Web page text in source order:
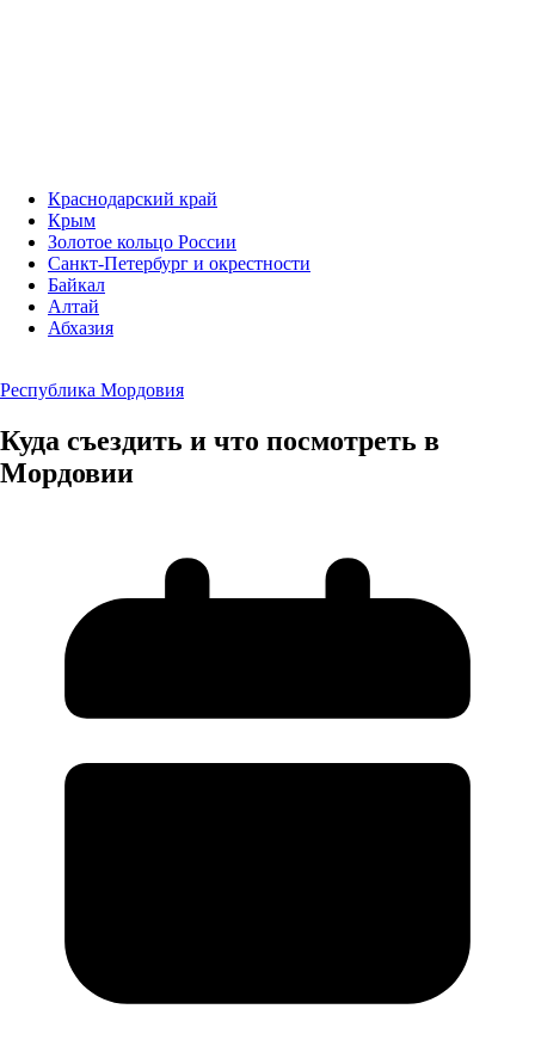
Краснодарский край
Крым
Золотое кольцо России
Санкт-Петербург и окрестности
Байкал
Алтай
Абхазия
Республика Мордовия
Куда съездить и что посмотреть в
Мордовии